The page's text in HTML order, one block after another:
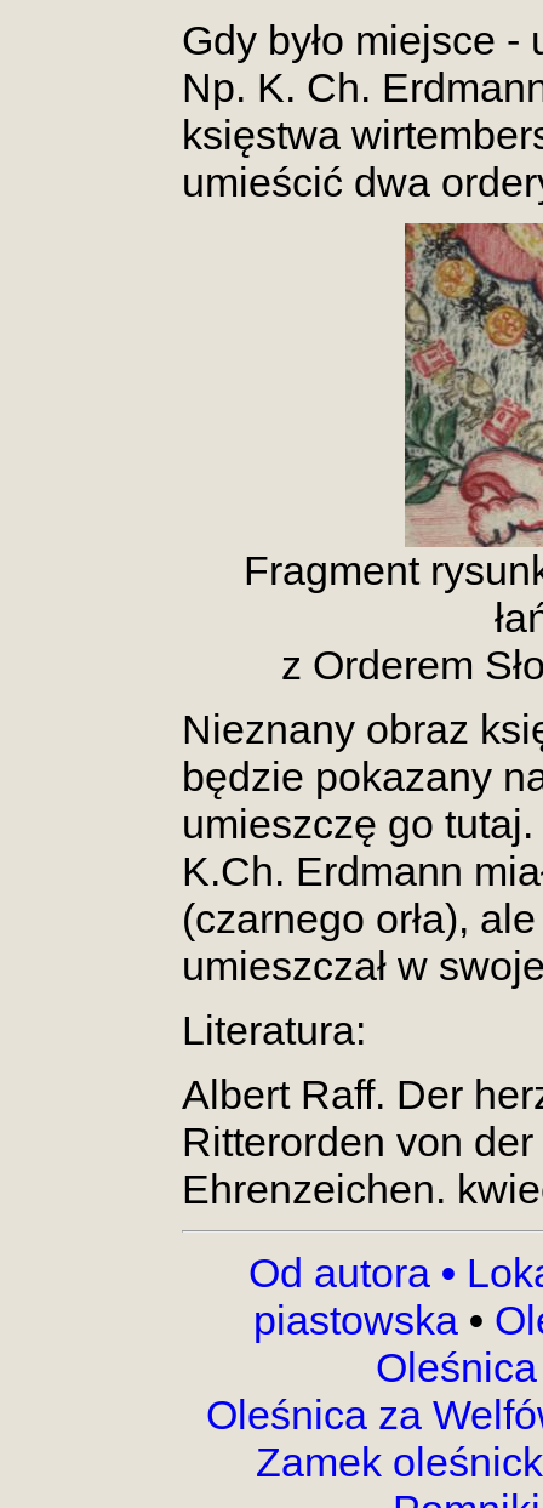
Gdy było miejsce
Np. K. Ch.
księstwa
umieścić dwa
Fragment
z Orderem
Nieznany obraz
będzie pokazany
umieszczę go
K.Ch. Erdmann
(czarnego orła),
umieszczał w
Literatura:
Albert Raff. Der
Ritterorden von
Ehrenzeichen.
Od autora •
piastowska •
Oleśnica za
Zamek